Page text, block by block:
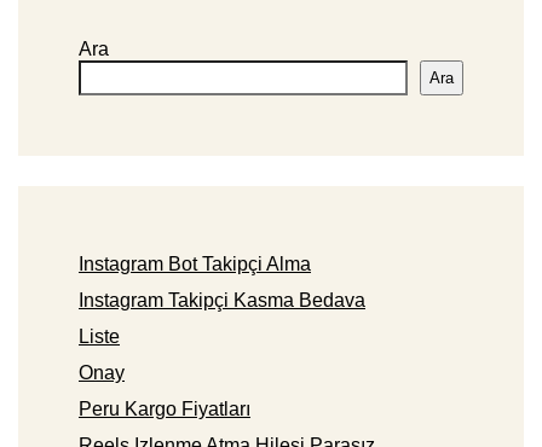
Ara
Ara
Instagram Bot Takipçi Alma
Instagram Takipçi Kasma Bedava
Liste
Onay
Peru Kargo Fiyatları